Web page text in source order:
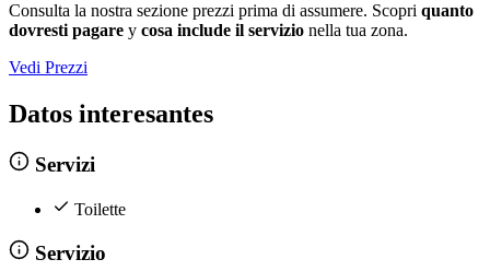
Consulta la nostra sezione prezzi prima di assumere. Scopri quanto
dovresti pagare y cosa include il servizio nella tua zona.
Vedi Prezzi
Datos interesantes
Servizi
Toilette
Servizio